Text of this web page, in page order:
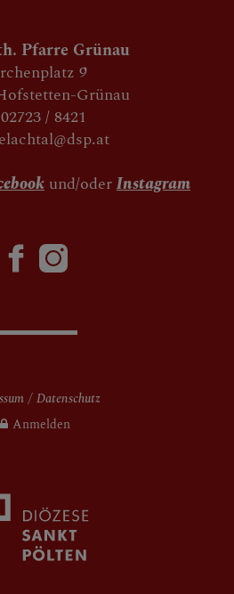
Pfarre Grünau
9
Grünau
/ 8421
und/oderInstagram
Datenschutz
Anmelden